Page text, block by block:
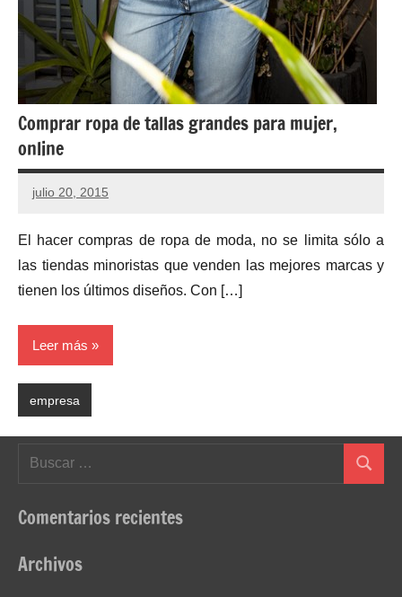
Comprar ropa de tallas grandes para mujer,
online
julio 20, 2015
No
comentarios
El hacer compras de ropa de moda, no se limita sólo a
las tiendas minoristas que venden las mejores marcas y
tienen los últimos diseños. Con […]
Leer más
empresa
Buscar
Comentarios recientes
Archivos